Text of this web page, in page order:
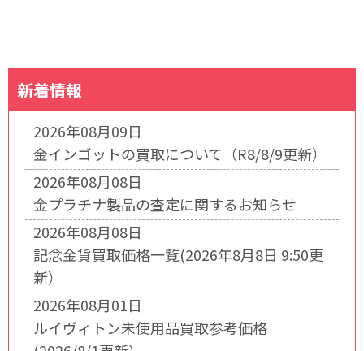
新着情報
2026年08月09日
金インゴットの買取について（R8/8/9更新）
2026年08月08日
金プラチナ製品の査定に関するお知らせ
2026年08月08日
記念金貨買取価格一覧(2026年8月8日 9:50更
新）
2026年08月01日
ルイヴィトン未使用品買取参考価格